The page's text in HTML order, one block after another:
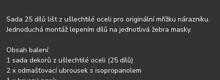
Sada 25 dílů lišt z ušlechtilé oceli pro originální mřížku nárazníku.
Jednoduchá montáž lepením dílů na jednotlivá žebra masky.
Obsah balení:
1 sada dekorů z ušlechtilé oceli (25 dílů)
2 x odmašťovací ubrousek s isopropanolem